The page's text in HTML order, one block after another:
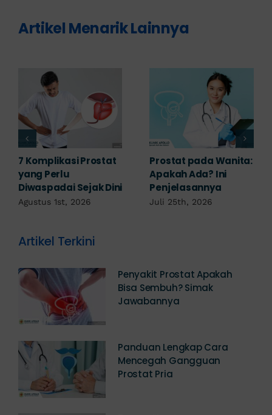
Artikel Menarik Lainnya
Obat Penyakit
Prostat: Pilihan
Terapi Sesuai
Diagnosis
Penyakit Prostat Bisa
Sembuh? Ini
Penjelasannya
Juli 22nd, 2026
Penyakit Prostat Apakah
Bisa Sembuh? Simak
Panduan Lengkap Cara
Mencegah Gangguan